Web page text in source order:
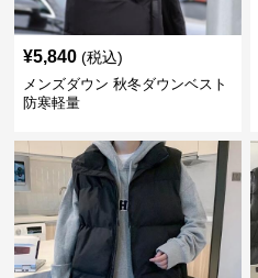
¥5,840 (税込)
メンズダウン 秋冬ダウンベスト
防寒軽量